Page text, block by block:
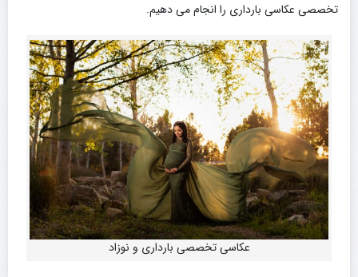
تخصصی عکاسی بارداری را انجام می دهیم.
عکاسی تخصصی بارداری و نوزاد